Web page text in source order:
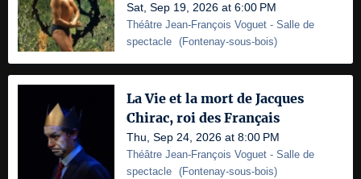
Sat, Sep 19, 2026 at 6:00 PM
Théâtre Jean-François Voguet - Salle de
spectacle (Fontenay-sous-bois)
La Vie et la mort de Jacques
Chirac, roi des Français
Thu, Sep 24, 2026 at 8:00 PM
Théâtre Jean-François Voguet - Salle de
spectacle (Fontenay-sous-bois)